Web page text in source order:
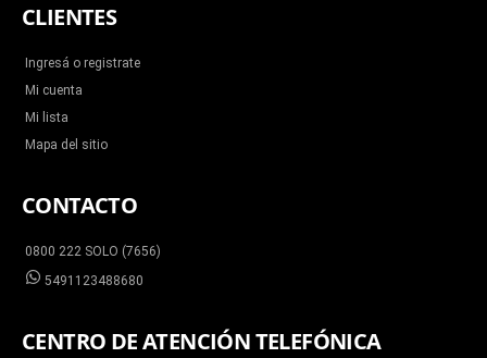
CLIENTES
Ingresá o registrate
Mi cuenta
Mi lista
Mapa del sitio
CONTACTO
0800 222 SOLO (7656)
5491123488680
CENTRO DE ATENCIÓN TELEFÓNICA